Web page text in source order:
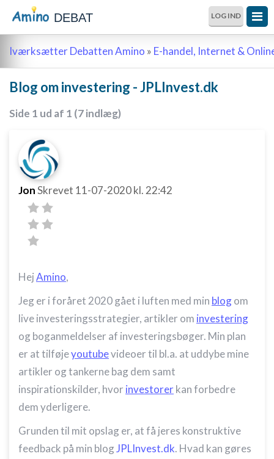
DEBAT LOG IND
Iværksætter Debatten Amino » E-handel, Internet &
Blog om investering - JPLInvest.dk
Side 1 ud af 1 (7 indlæg)
JonSkrevet 11-07-2020kl. 22:42
HejAmino,
Jeg er i foråret 2020 gået i luften med min blogom
live investeringsstrategier, artikler om investering
og boganmeldelser af investeringsbøger. Min plan
er at tilføjeyoutubevideoer til bl.a. at uddybe mine
artikler og tankerne bag dem samt
inspirationskilder, hvor investorerkan forbedre
dem yderligere.
Grunden til mit opslag er, at få jeres konstruktive
feedback på min blogJPLInvest.dk. Hvad kan gøres